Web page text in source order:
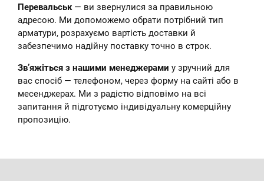
Перевальськ— ви звернулися за правильною
адресою. Ми допоможемо обрати потрібний тип
арматури, розрахуємо вартість доставки й
забезпечимо надійну поставку точно в строк.
Зв’яжіться з нашими менеджерами у зручний для
вас спосіб — телефоном, через форму на сайті або в
месенджерах. Ми з радістю відповімо на всі
запитання й підготуємо індивідуальну комерційну
пропозицію.